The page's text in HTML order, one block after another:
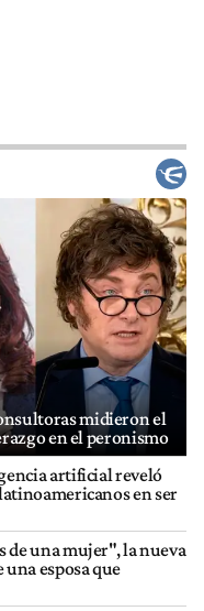
midieron el
en el peronismo
artificial reveló
en ser
de una mujer", la nueva
esposa que